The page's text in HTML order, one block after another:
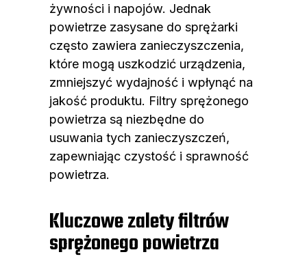
żywności i napojów. Jednak
powietrze zasysane do sprężarki
często zawiera zanieczyszczenia,
które mogą uszkodzić urządzenia,
zmniejszyć wydajność i wpłynąć na
jakość produktu. Filtry sprężonego
powietrza są niezbędne do
usuwania tych zanieczyszczeń,
zapewniając czystość i sprawność
powietrza.
Kluczowe zalety filtrów
sprężonego powietrza